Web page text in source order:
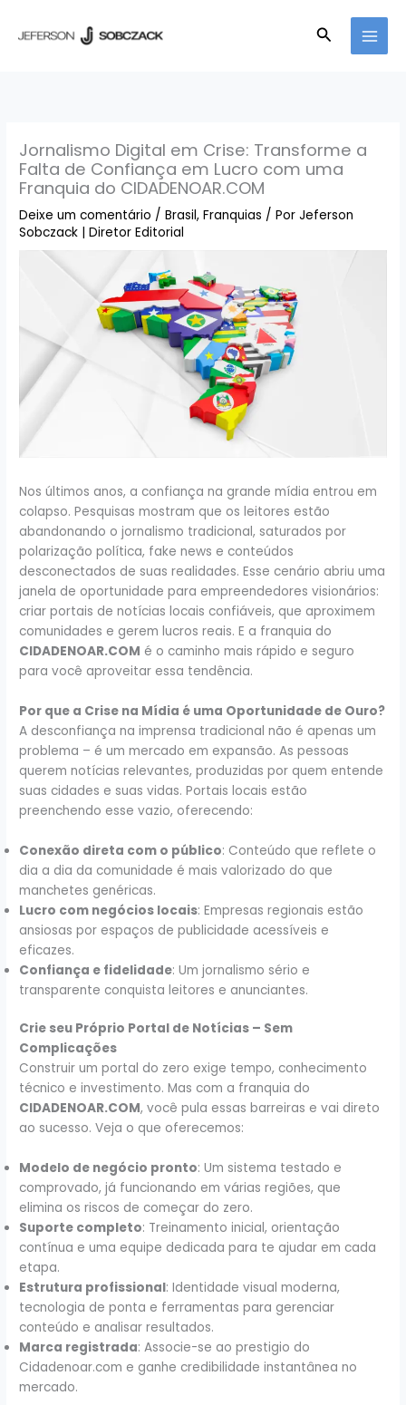
para
Pesquisar
Jornalismo Digital em Crise: Transforme a
Falta de Confiança em Lucro com uma
Franquia do CIDADENOAR.COM
Deixe um comentário /Brasil,Franquias / PorJeferson
Sobczack | Diretor Editorial
Nos últimos anos, a confiança na grande mídia entrou em
colapso. Pesquisas mostram que os leitores estão
abandonando o jornalismo tradicional, saturados por
polarização política, fake news e conteúdos
desconectados de suas realidades. Esse cenário abriu uma
janela de oportunidade para empreendedores visionários:
criar portais de notícias locais confiáveis, que aproximem
comunidades e gerem lucros reais. E a franquia do
CIDADENOAR.COM é o caminho mais rápido e seguro
para você aproveitar essa tendência.
Por que a Crise na Mídia é uma Oportunidade de Ouro?
A desconfiança na imprensa tradicional não é apenas um
problema – é um mercado em expansão. As pessoas
querem notícias relevantes, produzidas por quem entende
suas cidades e suas vidas. Portais locais estão
preenchendo esse vazio, oferecendo:
Conexão direta com o público: Conteúdo que reflete o
dia a dia da comunidade é mais valorizado do que
manchetes genéricas.
Lucro com negócios locais: Empresas regionais estão
ansiosas por espaços de publicidade acessíveis e
eficazes.
Confiança e fidelidade: Um jornalismo sério e
transparente conquista leitores e anunciantes.
Crie seu Próprio Portal de Notícias – Sem
Complicações
Construir um portal do zero exige tempo, conhecimento
técnico e investimento. Mas com a franquia do
CIDADENOAR.COM, você pula essas barreiras e vai direto
ao sucesso. Veja o que oferecemos:
Modelo de negócio pronto: Um sistema testado e
comprovado, já funcionando em várias regiões, que
elimina os riscos de começar do zero.
Suporte completo: Treinamento inicial, orientação
contínua e uma equipe dedicada para te ajudar em cada
etapa.
Estrutura profissional: Identidade visual moderna,
tecnologia de ponta e ferramentas para gerenciar
conteúdo e analisar resultados.
Marca registrada: Associe-se ao prestigio do
Cidadenoar.com e ganhe credibilidade instantânea no
mercado.